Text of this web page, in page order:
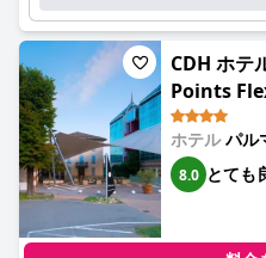
ホテルでの朝食は、甘いものと
り、種類も豊富で美味しいと広
あり美味しいと評されることが
飲料、グルテンフリーのオプシ
る人もいました。朝食スタッフ
頻繁に称賛されています。
ホテル内のダイニング体験、特
す。多くのゲストは料理の質を
どの料理を美味しく味わってお
じています。しかし、レストラ
CDH ホテ
Points
ホテルパル
8.0 とても